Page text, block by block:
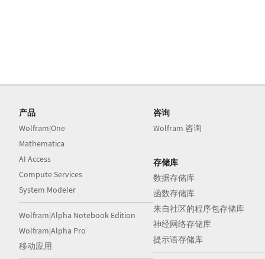
产品
Wolfram|One
Mathematica
AI Access
Compute Services
System Modeler
Wolfram|Alpha Notebook Edition
Wolfram|Alpha Pro
移动应用
咨询
Wolfram 咨询
存储库
数据存储库
函数存储库
来自社区的程序包存储库
神经网络存储库
提示语存储库